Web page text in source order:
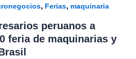
, Ferias, maquinaria
peruanos a
feria de maquinarias y